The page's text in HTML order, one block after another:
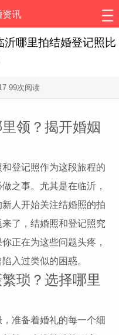
资讯
哪里拍结婚登记照比
99次阅读
领？揭开婚姻
登记照作为这段旅程的
之事。尤其是在临沂，
人开始关注结婚照的拍
了，结婚照和登记照究
正在为这些问题头疼，
入过类似的困惑。
琐？选择哪里
准备着婚礼的每一个细